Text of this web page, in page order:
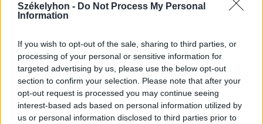
Székelyhon - Do Not Process My Personal
Information
If you wish to opt-out of the sale, sharing to third parties, or
processing of your personal or sensitive information for
targeted advertising by us, please use the below opt-out
section to confirm your selection. Please note that after your
opt-out request is processed you may continue seeing
interest-based ads based on personal information utilized by
us or personal information disclosed to third parties prior to
Hasznos
Impresszum